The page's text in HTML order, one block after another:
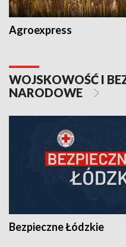
Agroexpress
WOJSKOWOŚĆ I
NARODOWE
Bezpieczne Łódzkie